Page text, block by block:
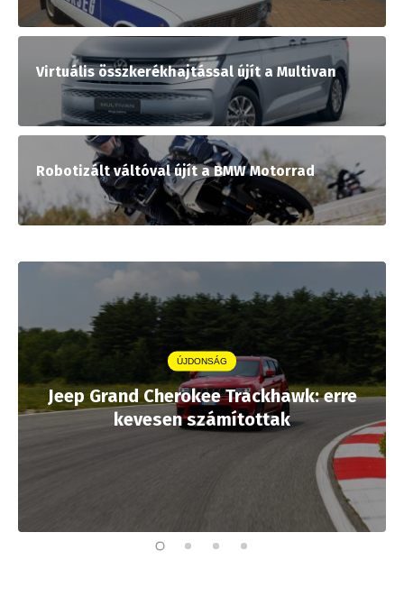
Virtuális összkerékhajtással újít a Multivan
Robotizált váltóval újít a BMW Motorrad
ÚJDONSÁG
Jeep Grand Cherokee Trackhawk: erre
kevesen számítottak